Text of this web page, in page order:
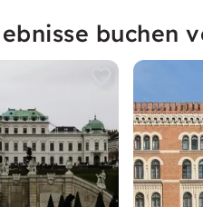
buchen